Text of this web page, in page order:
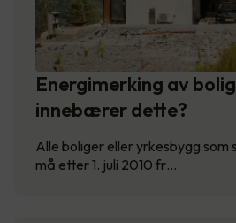
Energimerking av
innebærer dette?
Alle boliger eller yrkesbygg som
må etter 1. juli 2010 fr…